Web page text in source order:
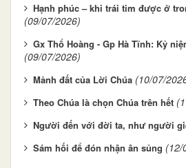
Hạnh phúc – khi trái tim được ở
(09/07/2026)
Gx Thổ Hoàng - Gp Hà Tĩnh: Kỷ
(09/07/2026)
Mảnh đất của Lời Chúa (10/07/
Theo Chúa là chọn Chúa trên hết
Người đến với đời ta, như người
Sám hối để đón nhận ân sủng (12/